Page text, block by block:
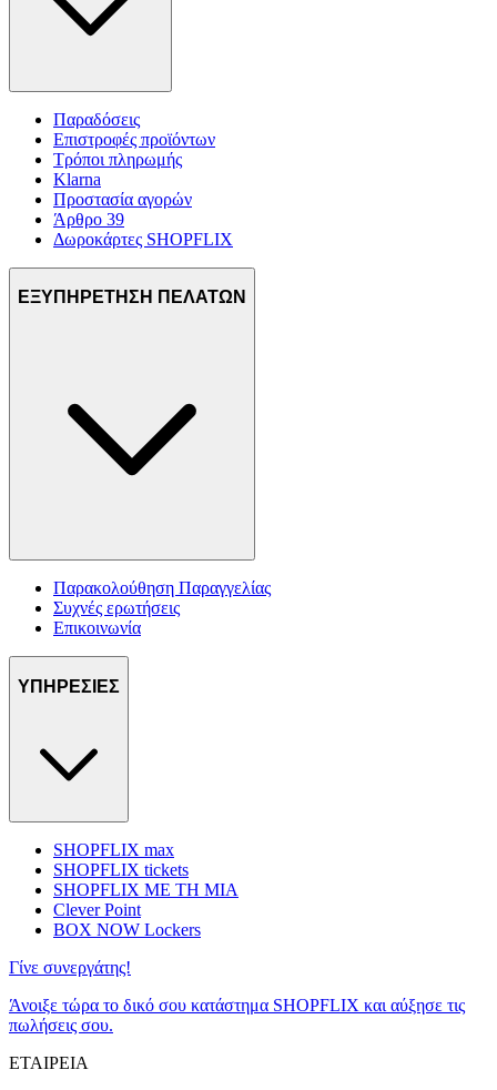
Παραδόσεις
Επιστροφές προϊόντων
Τρόποι πληρωμής
Klarna
Προστασία αγορών
Άρθρο 39
Δωροκάρτες SHOPFLIX
ΕΞΥΠΗΡΕΤΗΣΗ ΠΕΛΑΤΩΝ
Παρακολούθηση Παραγγελίας
Συχνές ερωτήσεις
Επικοινωνία
ΥΠΗΡΕΣΙΕΣ
SHOPFLIX max
SHOPFLIX tickets
SHOPFLIX ΜΕ ΤΗ ΜΙΑ
Clever Point
BOX NOW Lockers
Γίνε συνεργάτης!
Άνοιξε τώρα το δικό σου κατάστημα SHOPFLIX και αύξησε τις
πωλήσεις σου.
ΕΤΑΙΡΕΙΑ